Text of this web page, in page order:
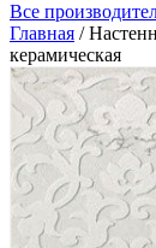
Все
Главная /
керамическая